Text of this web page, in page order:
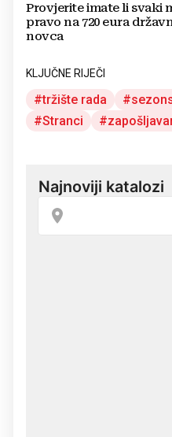
Provjerite imate li svaki
pravo na 720 eura
novca
KLJUČNE RIJEČI
tržište rada
Stranci